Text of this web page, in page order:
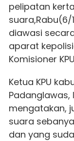
pelipatan
diawasi
aparat
Komisioner
Ketua KPU
Padanglawas,
mengatakan,
suara
dan yang